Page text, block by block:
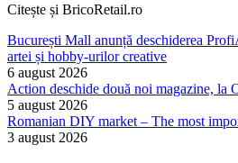
Citește și BricoRetail.ro
București Mall anunță deschiderea
artei și hobby-urilor creative
6 august 2026
Action deschide două noi magazine, la
5 august 2026
Romanian DIY market – The most
3 august 2026